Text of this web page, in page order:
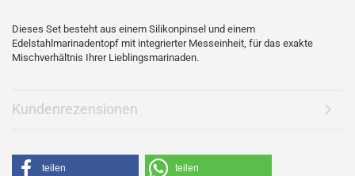
Dieses Set besteht aus einem Silikonpinsel und einem
Edelstahlmarinadentopf mit integrierter Messeinheit, für das exakte
Mischverhältnis Ihrer Lieblingsmarinaden.
Kundenrezensionen
teilen teilen